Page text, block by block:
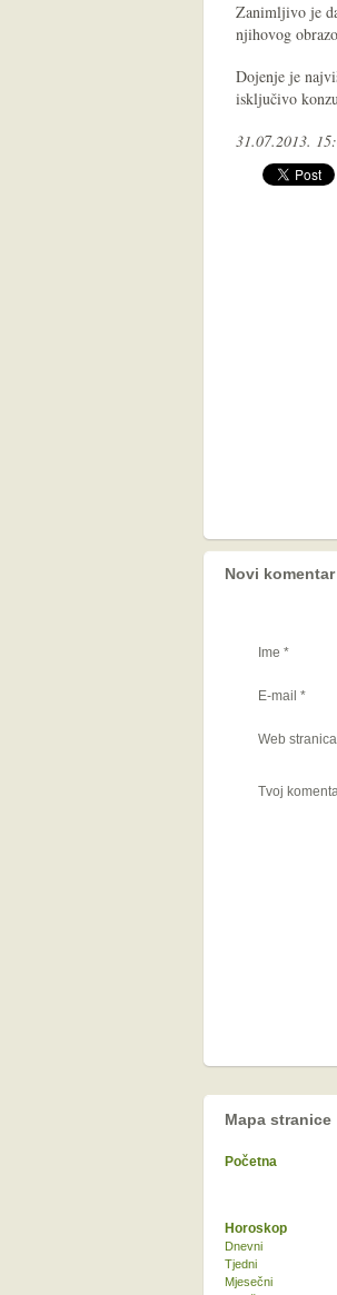
Zanimljivo je
njihovog
Dojenje je
isključivo
31.07.2013.
Novi komentar
Ime *
E-mail *
Web stranica
Tvoj
Mapa stranice
Početna
Horoskop
Dnevni
Tjedni
Mjesečni